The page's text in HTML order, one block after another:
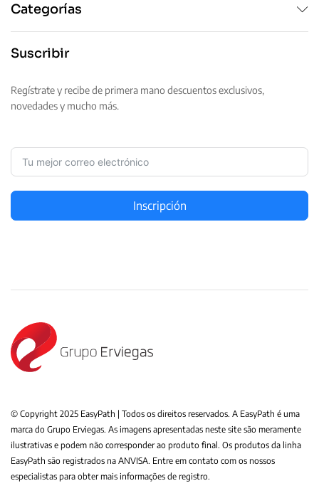
Categorías
Suscribir
Regístrate y recibe de primera mano descuentos exclusivos,
novedades y mucho más.
Inscripción
© Copyright 2025 EasyPath | Todos os direitos reservados. A EasyPath é uma
marca do Grupo Erviegas. As imagens apresentadas neste site são meramente
ilustrativas e podem não corresponder ao produto final. Os produtos da linha
EasyPath são registrados na ANVISA. Entre em contato com os nossos
especialistas para obter mais informações de registro.